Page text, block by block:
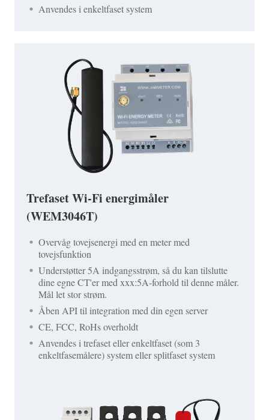
Anvendes i enkeltfaset system
Trefaset Wi-Fi energimåler
(WEM3046T)
Overvåg tovejsenergi med en meter med
tovejsfunktion
Understøtter 5A indgangsstrøm, så du kan tilslutte
dine egne CT'er med xxx:5A-forhold til denne måler.
Mål let stor strøm.
Åben API til integration med din egen server
CE, FCC, RoHs overholdt
Anvendes i trefaset eller enkeltfaset (som 3
enkeltfasemålere) system eller splitfaset system